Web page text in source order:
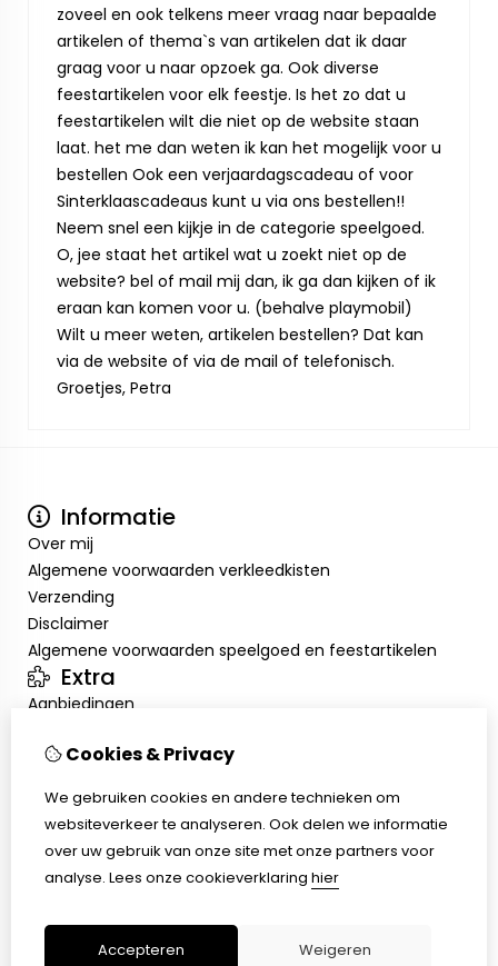
zoveel en ook telkens meer vraag naar bepaalde
artikelen of thema`s van artikelen dat ik daar
graag voor u naar opzoek ga. Ook diverse
feestartikelen voor elk feestje. Is het zo dat u
feestartikelen wilt die niet op de website staan
laat. het me dan weten ik kan het mogelijk voor u
bestellen Ook een verjaardagscadeau of voor
Sinterklaascadeaus kunt u via ons bestellen!!
Neem snel een kijkje in de categorie speelgoed.
O, jee staat het artikel wat u zoekt niet op de
website? bel of mail mij dan, ik ga dan kijken of ik
eraan kan komen voor u. (behalve playmobil)
Wilt u meer weten, artikelen bestellen? Dat kan
via de website of via de mail of telefonisch.
Groetjes, Petra
Informatie
Over mij
Algemene voorwaarden verkleedkisten
Verzending
Disclaimer
Algemene voorwaarden speelgoed en feestartikelen
Extra
Aanbiedingen
Inloggen
Verlanglijst
Klantenservice
Retourneren
Cookies & Privacy
We gebruiken cookies en andere technieken om
websiteverkeer te analyseren. Ook delen we informatie
over uw gebruik van onze site met onze partners voor
analyse. Lees onze cookieverklaring hier
Accepteren Weigeren